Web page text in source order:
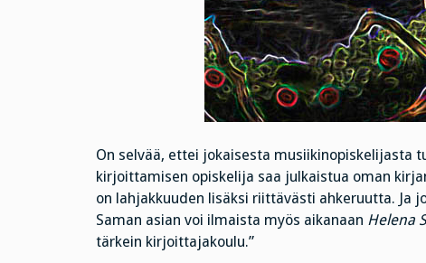
On selvää, ettei jokaisesta musiikinopiskelijasta
kirjoittamisen opiskelija saa julkaistua oman
on lahjakkuuden lisäksi riittävästi ahkeruutta. Ja
Saman asian voi ilmaista myös aikanaan Helena
tärkein kirjoittajakoulu.”